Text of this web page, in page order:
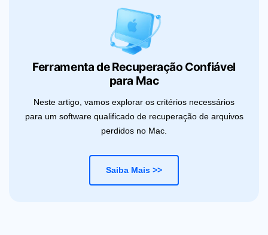
Ferramenta de Recuperação Confiável
para Mac
Neste artigo, vamos explorar os critérios necessários
para um software qualificado de recuperação de arquivos
perdidos no Mac.
Saiba Mais >>